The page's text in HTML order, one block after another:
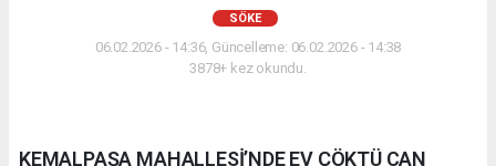
SÖKE
06.02.2026 - 14:36, Güncelleme: 06.02.2026 - 14:38
3878+ kez okundu.
KEMALPAŞA MAHALLESİ’NDE EV ÇÖKTÜ CAN